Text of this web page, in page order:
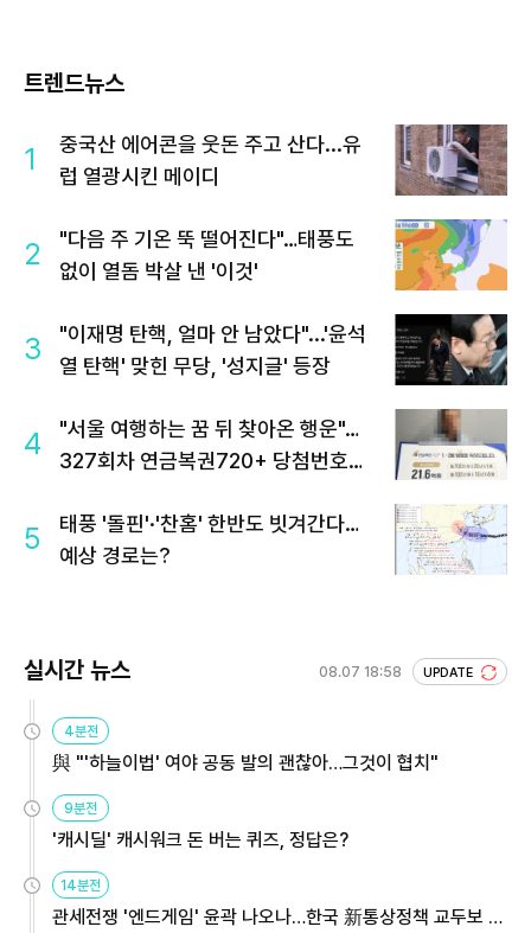
트렌드뉴스
1
중국산 에어콘을 웃돈 주고 산다...유
럽 열광시킨 메이디
2
"다음 주 기온 뚝 떨어진다"…태풍도
없이 열돔 박살 낸 '이것'
3
"이재명 탄핵, 얼마 안 남았다"...'윤석
열 탄핵' 맞힌 무당, '성지글' 등장
4
"서울 여행하는 꿈 뒤 찾아온 행운"…
327회차 연금복권720+ 당첨번호조
5
태풍 '돌핀'·'찬홈' 한반도 빗겨간다…
예상 경로는?
실시간 뉴스 08.07 18:58 UPDATE
4분전
與 "'하늘이법' 여야 공동 발의 괜찮아…그것이 협치"
9분전
'캐시딜' 캐시워크 돈 버는 퀴즈, 정답은?
14분전
관세전쟁 '엔드게임' 윤곽 나오나…한국 新통상정책 교두보 활